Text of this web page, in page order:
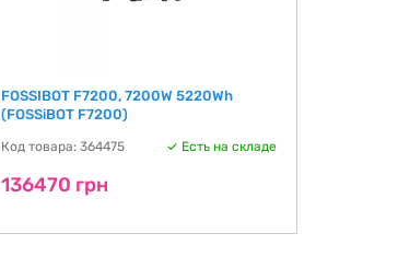
FOSSIBOT F7200, 7200W 5220Wh
(FOSSiBOT F7200)
Код товара: 364475 Есть на складе
136470 грн